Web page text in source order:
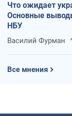
Что ожидает
Основные
НБУ
Василий Фурман
Все мнения